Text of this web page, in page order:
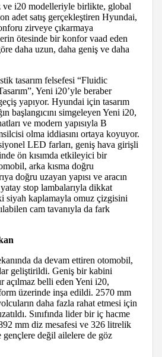
ve i20 modelleriyle birlikte, global
adet satış gerçekleştiren Hyundai,
zirveye çıkarmaya
ötesinde bir konfor vaad eden
daha uzun, daha geniş ve daha
tasarım felsefesi “Fluidic
Yeni i20’yle beraber
yapıyor. Hyundai için tasarım
başlangıcını simgeleyen Yeni i20,
ve modern yapısıyla B
olma iddiasını ortaya koyuyor.
LED farları, geniş hava girişli
ön kısımda etkileyici bir
arka kısma doğru
doğru uzayan yapısı ve aracın
stop lambalarıyla dikkat
siyah kaplamayla omuz çizgisini
cam tavanıyla da fark
da devam ettiren otomobil,
geliştirildi. Geniş bir kabini
açılmaz belli eden Yeni i20,
üzerinde inşa edildi. 2570 mm
daha fazla rahat etmesi için
Sınıfında lider bir iç hacme
mm diz mesafesi ve 326 litrelik
gençlere değil ailelere de göz